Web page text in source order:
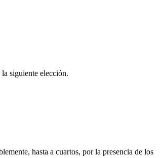
siguiente elección.
hasta a cuartos, por la presencia de los